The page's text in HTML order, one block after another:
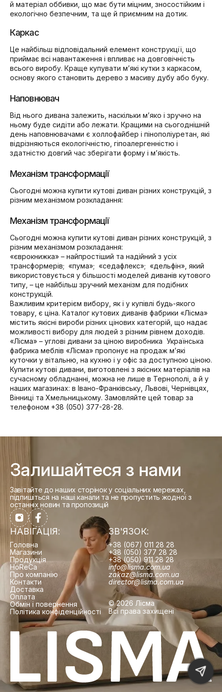
й матеріал оббивки, що має бути міцним, зносостійким і
екологічно безпечним, та ще й приємним на дотик.
Каркас
Це найбільш відповідальний елемент конструкції, що
приймає всі навантаження і впливає на довговічність
всього виробу. Краще купувати м’які кутки з каркасом,
основу якого становить дерево з масиву дубу або буку.
Наповнювач
Від нього дивана залежить, наскільки м’яко і зручно на
ньому буде сидіти або лежати. Кращими на сьогоднішній
день наповнювачами є холлофайбер і пінополіуретан, які
відрізняються екологічністю, гіпоалергенністю і
здатністю довгий час зберігати форму і м’якість.
Механізм трансформації
Сьогодні можна купити кутові диван різних конструкцій, з
різним механізмом розкладання:
Механізм трансформації
Сьогодні можна купити кутові диван різних конструкцій, з
різним механізмом розкладання:
«єврокнижка» – найпростіший та надійний з усіх
трансформерів; «пума»; «седафлекс»; «дельфін», який
використовується у більшості моделей диванів кутового
типу, – це найбільш зручний механізм для подібних
конструкцій.
Важливим критерієм вибору, як і у купівлі будь-якого
товару, є ціна. Каталог кутових диванів фабрики «Лісма»
містить якісні вироби різних цінових категорій, що надає
можливості вибору для людей з різним рівнем доходів.
«Лісма» – углові дивани за ціною виробника Українська
фабрика меблів «Лісма» пропонує на продаж м’які
куточки у вітальню, на кухню і у офіс за доступною ціною.
Купити кутові дивани, виготовлені з якісних матеріалів на
сучасному обладнанні, можна не лише в Тернополі, а й у
наших магазинах: в Івано-Франківську, Львові, Чернівцях,
Вінниці та Хмельницькому. Замовляйте цей товар за
телефоном +38 (050) 377-28-28.
Залишайтеся з нами
Завітайте до наших сторінок у соціальних мережах,
підпишіться на наші канали та не пропустить жодної з
останніх новин та пропозицій
НАВІГАЦІЯ:
Головна
Магазини
Продукція
HoReCa
Про компанію
Контакти
Доставка
Оплата
Обмін і повернення
Політика конфіденційності
ЗВ'ЯЗОК:
+38 (067) 011 28 28
+38 (050) 377 28 28
+38 (050) 911 28 28
info@lisma.com.ua
zakaz@lisma.com.ua
director@lisma.com.ua
© 2026 Лісма
Всі права захищені